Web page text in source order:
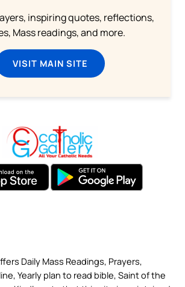
inspiring quotes, reflections,
Mass readings, and more.
VISIT MAIN SITE
Daily Mass Readings, Prayers,
Yearly plan to read bible, Saint of the